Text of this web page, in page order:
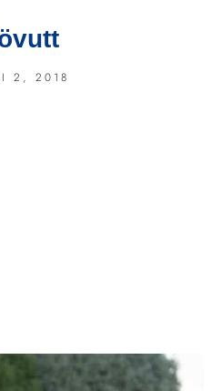
2, 2018